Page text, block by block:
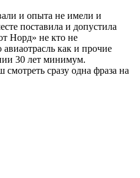
и опыта не имели и
поставила и допустила
Норд» не кто не
как и прочие
30 лет минимум.
сразу одна фраза на